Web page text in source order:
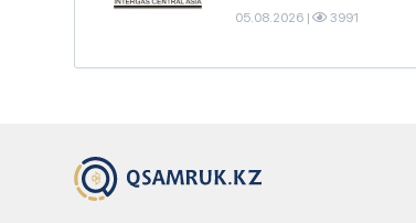
05.08.2026 | 3991